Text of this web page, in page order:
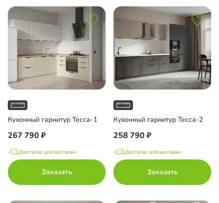
Кухонный гарнитур Тесса-1
267 790
Доступно для доставки
Заказать
Кухонный гарнитур Тесса-2
258 790
Доступно для доставки
Заказать